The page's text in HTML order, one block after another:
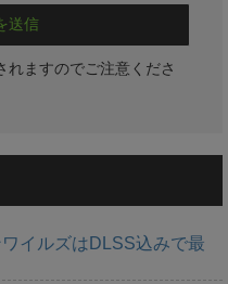
れますのでご注意くださ
イルズはDLSS込みで最